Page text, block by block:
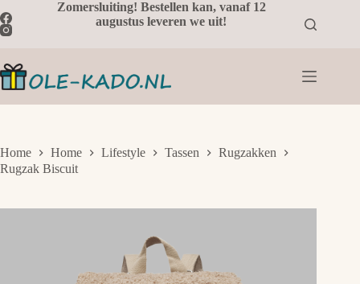
naar
de
Zomersluiting! Bestellen kan, vanaf 12
augustus leveren we uit!
Home Home Lifestyle Tassen
Rugzakken
Rugzak Biscuit